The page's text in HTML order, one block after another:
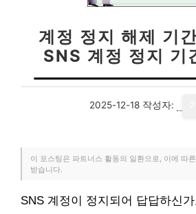
계정 정지 해제 기
SNS 계정 정지 기
2025-12-18 작성자:
이 포스팅은 파트너스 활동의 일환으로, 이에 따
받습니다.
SNS 계정이 정지되어 답답하신